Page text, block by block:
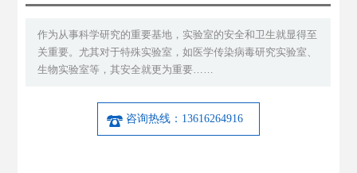
作为从事科学研究的重要基地，实验室的安全和卫生就显得至
关重要。尤其对于特殊实验室，如医学传染病毒研究实验室、
生物实验室等，其安全就更为重要……
咨询热线：13616264916